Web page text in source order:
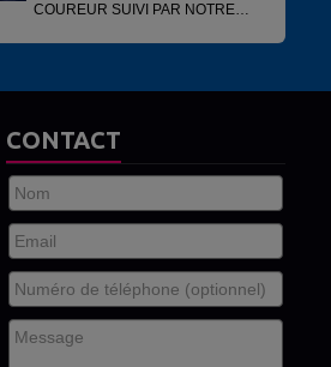
COUREUR SUIVI PAR NOTRE
CONTACT